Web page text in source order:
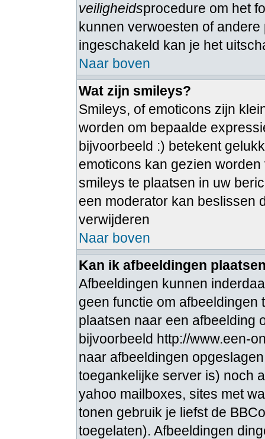
veiligheidsprocedure om het
kunnen verwoesten of
ingeschakeld kan je het
Naar boven
Wat zijn smileys?
Smileys, of emoticons zijn
worden om bepaalde
bijvoorbeeld :) betekent
emoticons kan gezien
smileys te plaatsen in uw
een moderator kan beslissen
verwijderen
Naar boven
Kan ik afbeeldingen
Afbeeldingen kunnen
geen functie om afbeeldingen
plaatsen naar een afbeelding
bijvoorbeeld http://www.een-
naar afbeeldingen
toegankelijke server is) noch
yahoo mailboxes, sites met
tonen gebruik je liefst de
toegelaten). Afbeeldingen